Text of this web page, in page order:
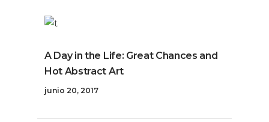
A Day in the Life: Great Chances and
Hot Abstract Art
junio 20, 2017